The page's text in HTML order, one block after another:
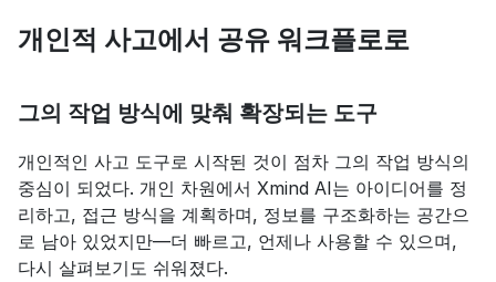
개인적 사고에서 공유 워크플로로
그의 작업 방식에 맞춰 확장되는 도구
개인적인 사고 도구로 시작된 것이 점차 그의 작업 방식의
중심이 되었다. 개인 차원에서 Xmind AI는 아이디어를 정
리하고, 접근 방식을 계획하며, 정보를 구조화하는 공간으
로 남아 있었지만—더 빠르고, 언제나 사용할 수 있으며,
다시 살펴보기도 쉬워졌다.